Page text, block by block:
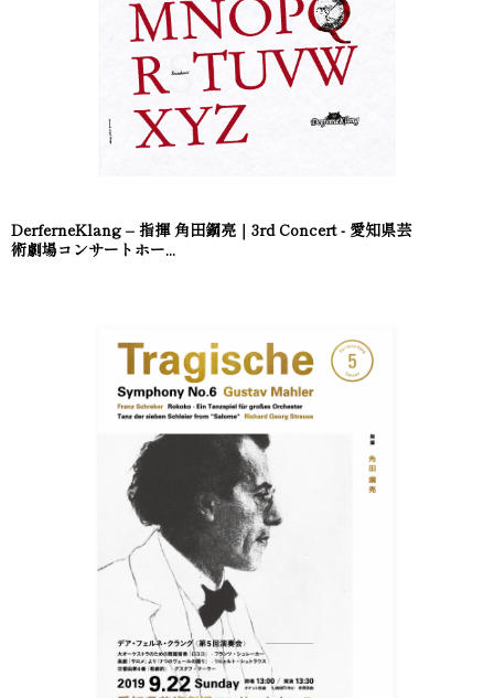
DerferneKlang – 指揮 角田鋼亮｜3rd Concert - 愛知県芸
術劇場コンサートホー...